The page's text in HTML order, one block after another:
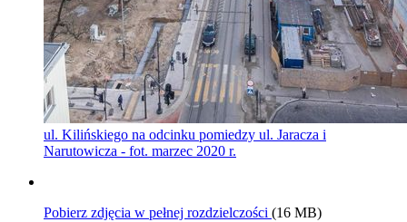
ul. Kilińskiego na odcinku pomiedzy ul. Jaracza i
Narutowicza - fot. marzec 2020 r.
Pobierz zdjęcia w pełnej rozdzielczości (16 MB)